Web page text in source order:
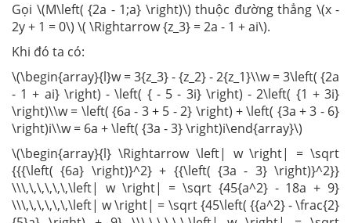
Gọi \(M\left( {2a - 1;a} \right)\) thuộc đường thẳng \(x -
2y + 1 = 0\) \( \Rightarrow {z_3} = 2a - 1 + ai\).
Khi đó ta có:
\(\begin{array}{l}w = 3{z_3} - {z_2} - 2{z_1}\\w = 3\left( {2a
- 1 + ai} \right) - \left( { - 5 - 3i} \right) - 2\left( {1 + 3i}
\right)\\w = \left( {6a - 3 + 5 - 2} \right) + \left( {3a + 3 - 6}
\right)i\\w = 6a + \left( {3a - 3} \right)i\end{array}\)
\(\begin{array}{l} \Rightarrow \left| w \right| = \sqrt
{{{\left( {6a} \right)}^2} + {{\left( {3a - 3} \right)}^2}}
\\\,\,\,\,\,\,\left| w \right| = \sqrt {45{a^2} - 18a + 9}
\\\,\,\,\,\,\,\left| w \right| = \sqrt {45\left( {{a^2} - \frac{2}